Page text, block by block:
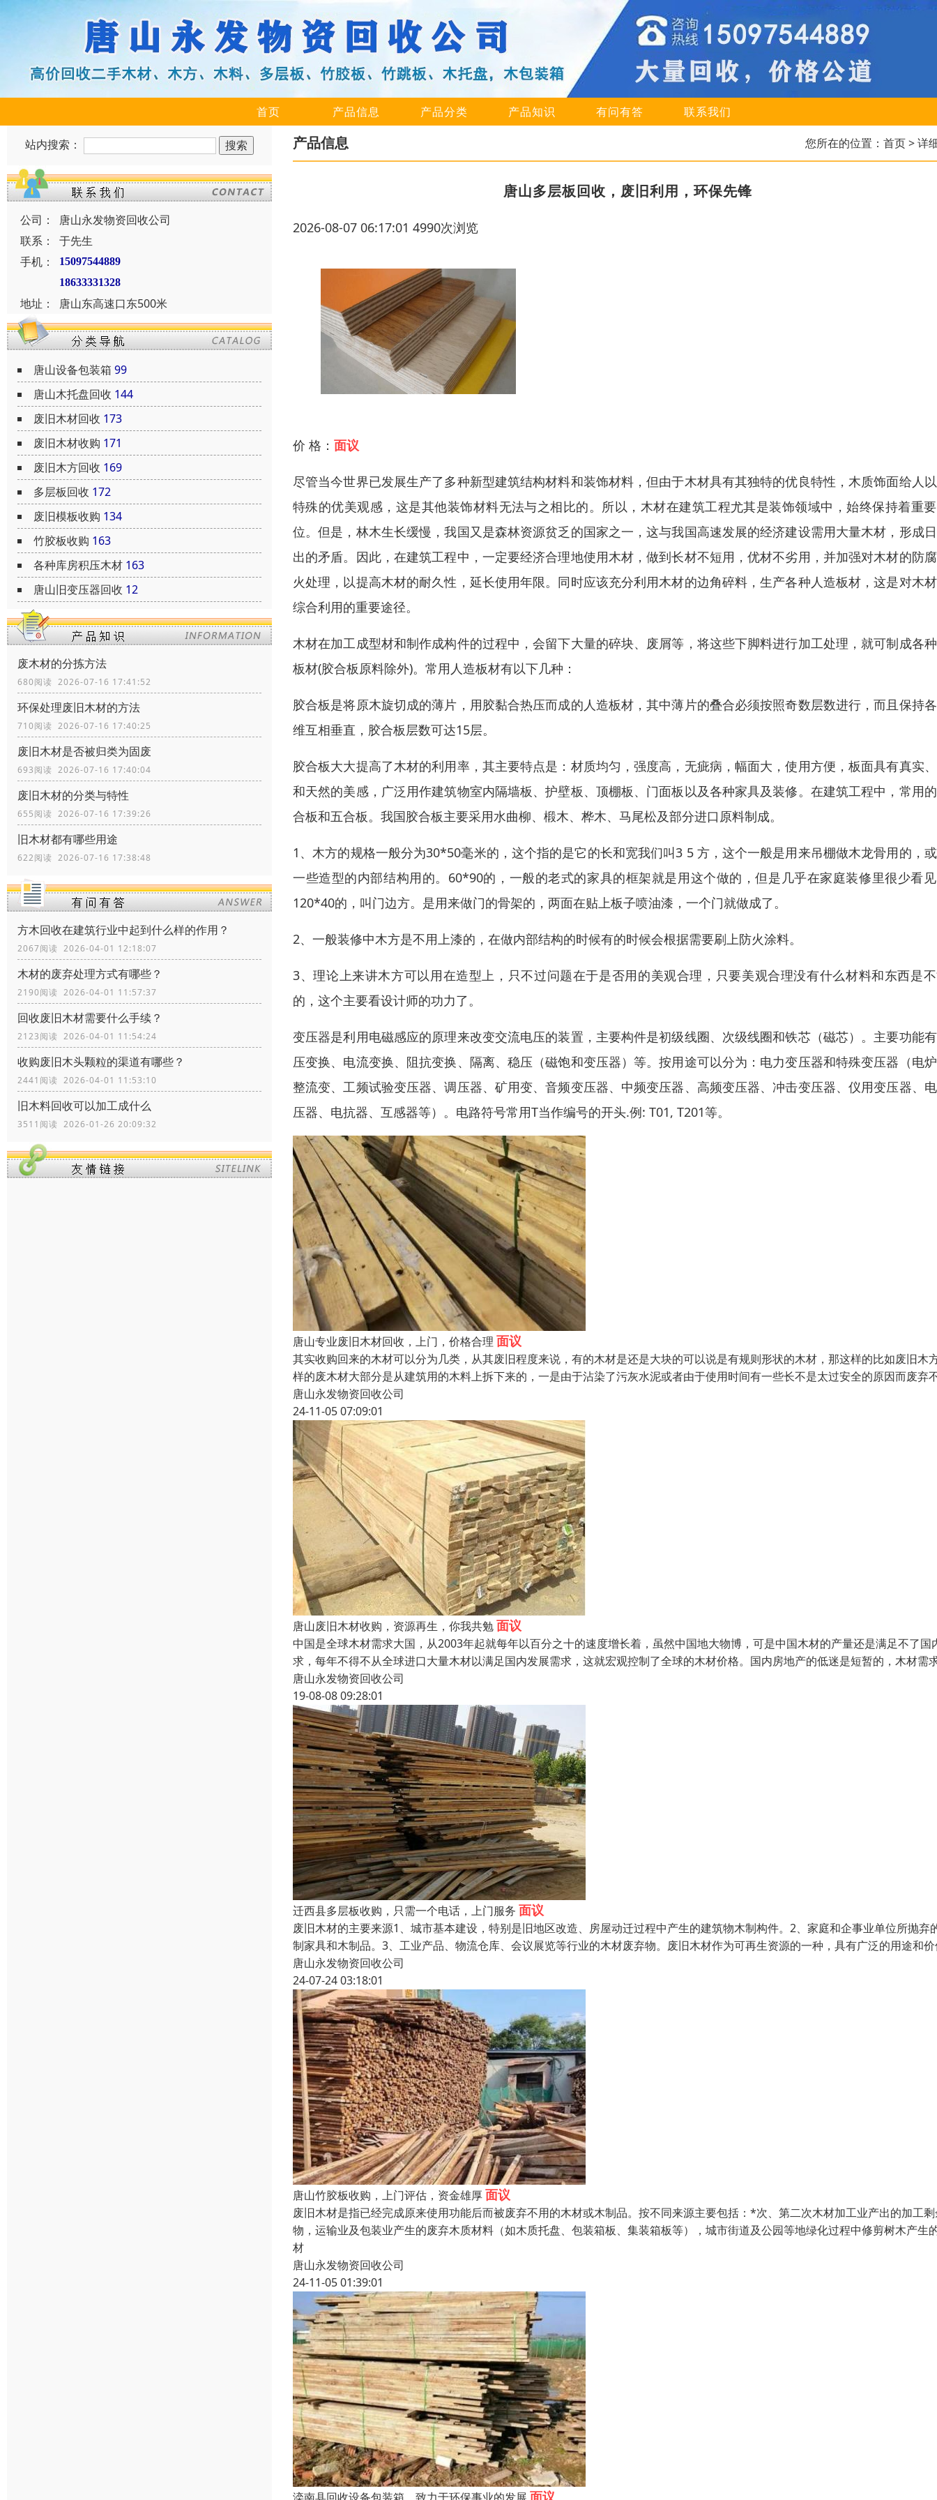
首页 产品信息 产品分类 产品知识 有问有答 联系我们
站内搜索：
公司：
唐山永发物资回收公司
联系：
于先生
手机：
15097544889
18633331328
地址： 唐山东高速口东500米
唐山设备包装箱 99
唐山木托盘回收 144
废旧木材回收 173
废旧木材收购 171
废旧木方回收 169
多层板回收 172
废旧模板收购 134
竹胶板收购 163
各种库房积压木材 163
唐山旧变压器回收 12
废木材的分拣方法
680阅读 2026-07-16 17:41:52
环保处理废旧木材的方法
710阅读 2026-07-16 17:40:25
废旧木材是否被归类为固废
693阅读 2026-07-16 17:40:04
废旧木材的分类与特性
655阅读 2026-07-16 17:39:26
旧木材都有哪些用途
622阅读 2026-07-16 17:38:48
方木回收在建筑行业中起到什么样的作用？
2067阅读 2026-04-01 12:18:07
木材的废弃处理方式有哪些？
2190阅读 2026-04-01 11:57:37
回收废旧木材需要什么手续？
2123阅读 2026-04-01 11:54:24
收购废旧木头颗粒的渠道有哪些？
2441阅读 2026-04-01 11:53:10
旧木料回收可以加工成什么
3511阅读 2026-01-26 20:09:32
产品信息 您所在的位置： 首页> 详
唐山多层板回收，废旧利用，环保先锋
2026-08-07 06:17:01 4990次浏览
价 格： 面议
尽管当今世界已发展生产了多种新型建筑结构材料和装饰材料，但由于木材具有其独特的优良特性，木质饰面给人
特殊的优美观感，这是其他装饰材料无法与之相比的。所以，木材在建筑工程尤其是装饰领域中，始终保持着重
位。但是，林木生长缓慢，我国又是森林资源贫乏的国家之一，这与我国高速发展的经济建设需用大量木材，形成
出的矛盾。因此，在建筑工程中，一定要经济合理地使用木材，做到长材不短用，优材不劣用，并加强对木材的防
火处理，以提高木材的耐久性，延长使用年限。同时应该充分利用木材的边角碎料，生产各种人造板材，这是对木
综合利用的重要途径。
木材在加工成型材和制作成构件的过程中，会留下大量的碎块、废屑等，将这些下脚料进行加工处理，就可制成各
板材(胶合板原料除外)。常用人造板材有以下几种：
胶合板是将原木旋切成的薄片，用胶黏合热压而成的人造板材，其中薄片的叠合必须按照奇数层数进行，而且保持
维互相垂直，胶合板层数可达15层。
胶合板大大提高了木材的利用率，其主要特点是：材质均匀，强度高，无疵病，幅面大，使用方便，板面具有真实
和天然的美感，广泛用作建筑物室内隔墙板、护壁板、顶棚板、门面板以及各种家具及装修。在建筑工程中，常用
合板和五合板。我国胶合板主要采用水曲柳、椴木、桦木、马尾松及部分进口原料制成。
1、木方的规格一般分为30*50毫米的，这个指的是它的长和宽我们叫3 5 方，这个一般是用来吊棚做木龙骨用的，
一些造型的内部结构用的。60*90的，一般的老式的家具的框架就是用这个做的，但是几乎在家庭装修里很少看
120*40的，叫门边方。是用来做门的骨架的，两面在贴上板子喷油漆，一个门就做成了。
2、一般装修中木方是不用上漆的，在做内部结构的时候有的时候会根据需要刷上防火涂料。
3、理论上来讲木方可以用在造型上，只不过问题在于是否用的美观合理，只要美观合理没有什么材料和东西是
的，这个主要看设计师的功力了。
变压器是利用电磁感应的原理来改变交流电压的装置，主要构件是初级线圈、次级线圈和铁芯（磁芯）。主要功能
压变换、电流变换、阻抗变换、隔离、稳压（磁饱和变压器）等。按用途可以分为：电力变压器和特殊变压器（电
整流变、工频试验变压器、调压器、矿用变、音频变压器、中频变压器、高频变压器、冲击变压器、仪用变压器、
压器、电抗器、互感器等）。电路符号常用T当作编号的开头.例: T01, T201等。
唐山专业废旧木材回收，上门，价格合理 面议
其实收购回来的木材可以分为几类，从其废旧程度来说，有的木材是还是大块的可以说是有规则形状的木材，那这样的比如废旧木
样的废木材大部分是从建筑用的木料上拆下来的，一是由于沾染了污灰水泥或者由于使用时间有一些长不是太过安全的原因而废弃
唐山永发物资回收公司
24-11-05 07:09:01
唐山废旧木材收购，资源再生，你我共勉面议
中国是全球木材需求大国，从2003年起就每年以百分之十的速度增长着，虽然中国地大物博，可是中国木材的产量还是满足不了国
求，每年不得不从全球进口大量木材以满足国内发展需求，这就宏观控制了全球的木材价格。国内房地产的低迷是短暂的，木材需
唐山永发物资回收公司
19-08-08 09:28:01
迁西县多层板收购，只需一个电话，上门服务 面议
废旧木材的主要来源1、城市基本建设，特别是旧地区改造、房屋动迁过程中产生的建筑物木制构件。2、家庭和企事业单位所抛弃
制家具和木制品。3、工业产品、物流仓库、会议展览等行业的木材废弃物。废旧木材作为可再生资源的一种，具有广泛的用途和
唐山永发物资回收公司
24-07-24 03:18:01
唐山竹胶板收购，上门评估，资金雄厚面议
废旧木材是指已经完成原来使用功能后而被废弃不用的木材或木制品。按不同来源主要包括：*次、第二次木材加工业产出的加工
物，运输业及包装业产生的废弃木质材料（如木质托盘、包装箱板、集装箱板等），城市街道及公园等地绿化过程中修剪树木产生
材
唐山永发物资回收公司
24-11-05 01:39:01
面议